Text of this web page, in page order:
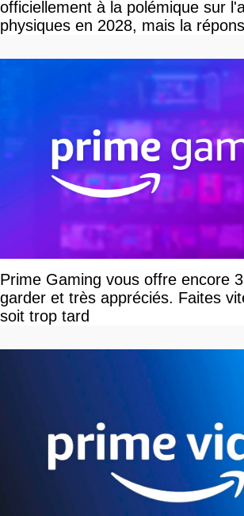
officiellement à la polémique sur
physiques en 2028, mais la
Prime Gaming vous offre encore
garder et très appréciés. Faites
soit trop tard